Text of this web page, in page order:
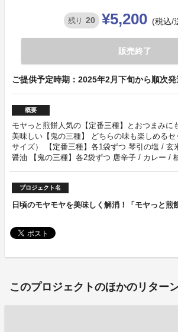
残り 20 ¥5,200 (税込/
販売終了
ご提供予定時期：2025年2月下旬から順次発
概要
モヤっと煎餅人気の【定番三種】とおつまみに
美味しい【鬼の三種】 どちらの味も楽しめる
サイズ） 【定番三種】各1袋ずつ 琴引の塩 / 玄
醤油 【鬼の三種】各2袋ずつ 唐辛子 / カレー /
プロジェクト名
日頃のモヤモヤを美味しく解消！「モヤっと煎
このプロジェクトのほかのリター